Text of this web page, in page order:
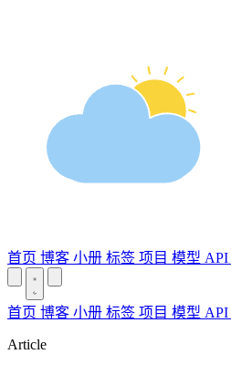
首页 博客 小册 标签 项目 模型 API
首页 博客 小册 标签 项目 模型 API
Article